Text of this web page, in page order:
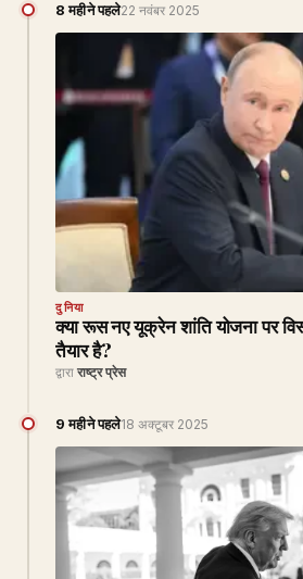
8 महीने पहले22 नवंबर 2025
दुनिया
क्या रूस नए यूक्रेन शांति योजना पर
तैयार है?
द्वारा राष्ट्र प्रेस
9 महीने पहले18 अक्टूबर 2025